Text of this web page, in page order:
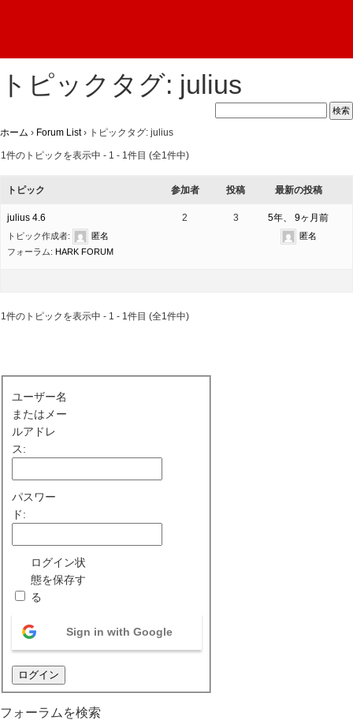
トピックタグ: julius
ホーム › Forum List › トピックタグ: julius
1件のトピックを表示中 - 1 - 1件目 (全1件中)
トピック 参加者 投稿 最新の投稿
julius 4.6
トピック作成者:
匿名
フォーラム: HARK FORUM
2 3 5年、 9ヶ月前
匿名
1件のトピックを表示中 - 1 - 1件目 (全1件中)
ユーザー名
またはメー
ルアドレ
ス:
パスワー
ド:
ログイン状
態を保存す
る
Sign in with Google
ログイン
フォーラムを検索